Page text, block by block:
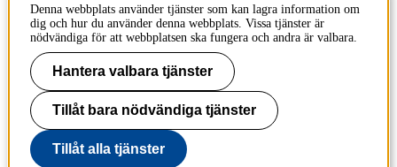
KTH
100 44 Stockholm
+46 8 790 60 00
Kontakta KTH
Jobba på KTH
Press och media
Faktura och betalning KTH
Om KTH:s webbplatser
Denna webbplats använder tjänster som kan lagra information om
dig och hur du använder denna webbplats. Vissa tjänster är
nödvändiga för att webbplatsen ska fungera och andra är valbara.
Hantera valbara tjänster
Tillåt bara nödvändiga tjänster
Tillåt alla tjänster